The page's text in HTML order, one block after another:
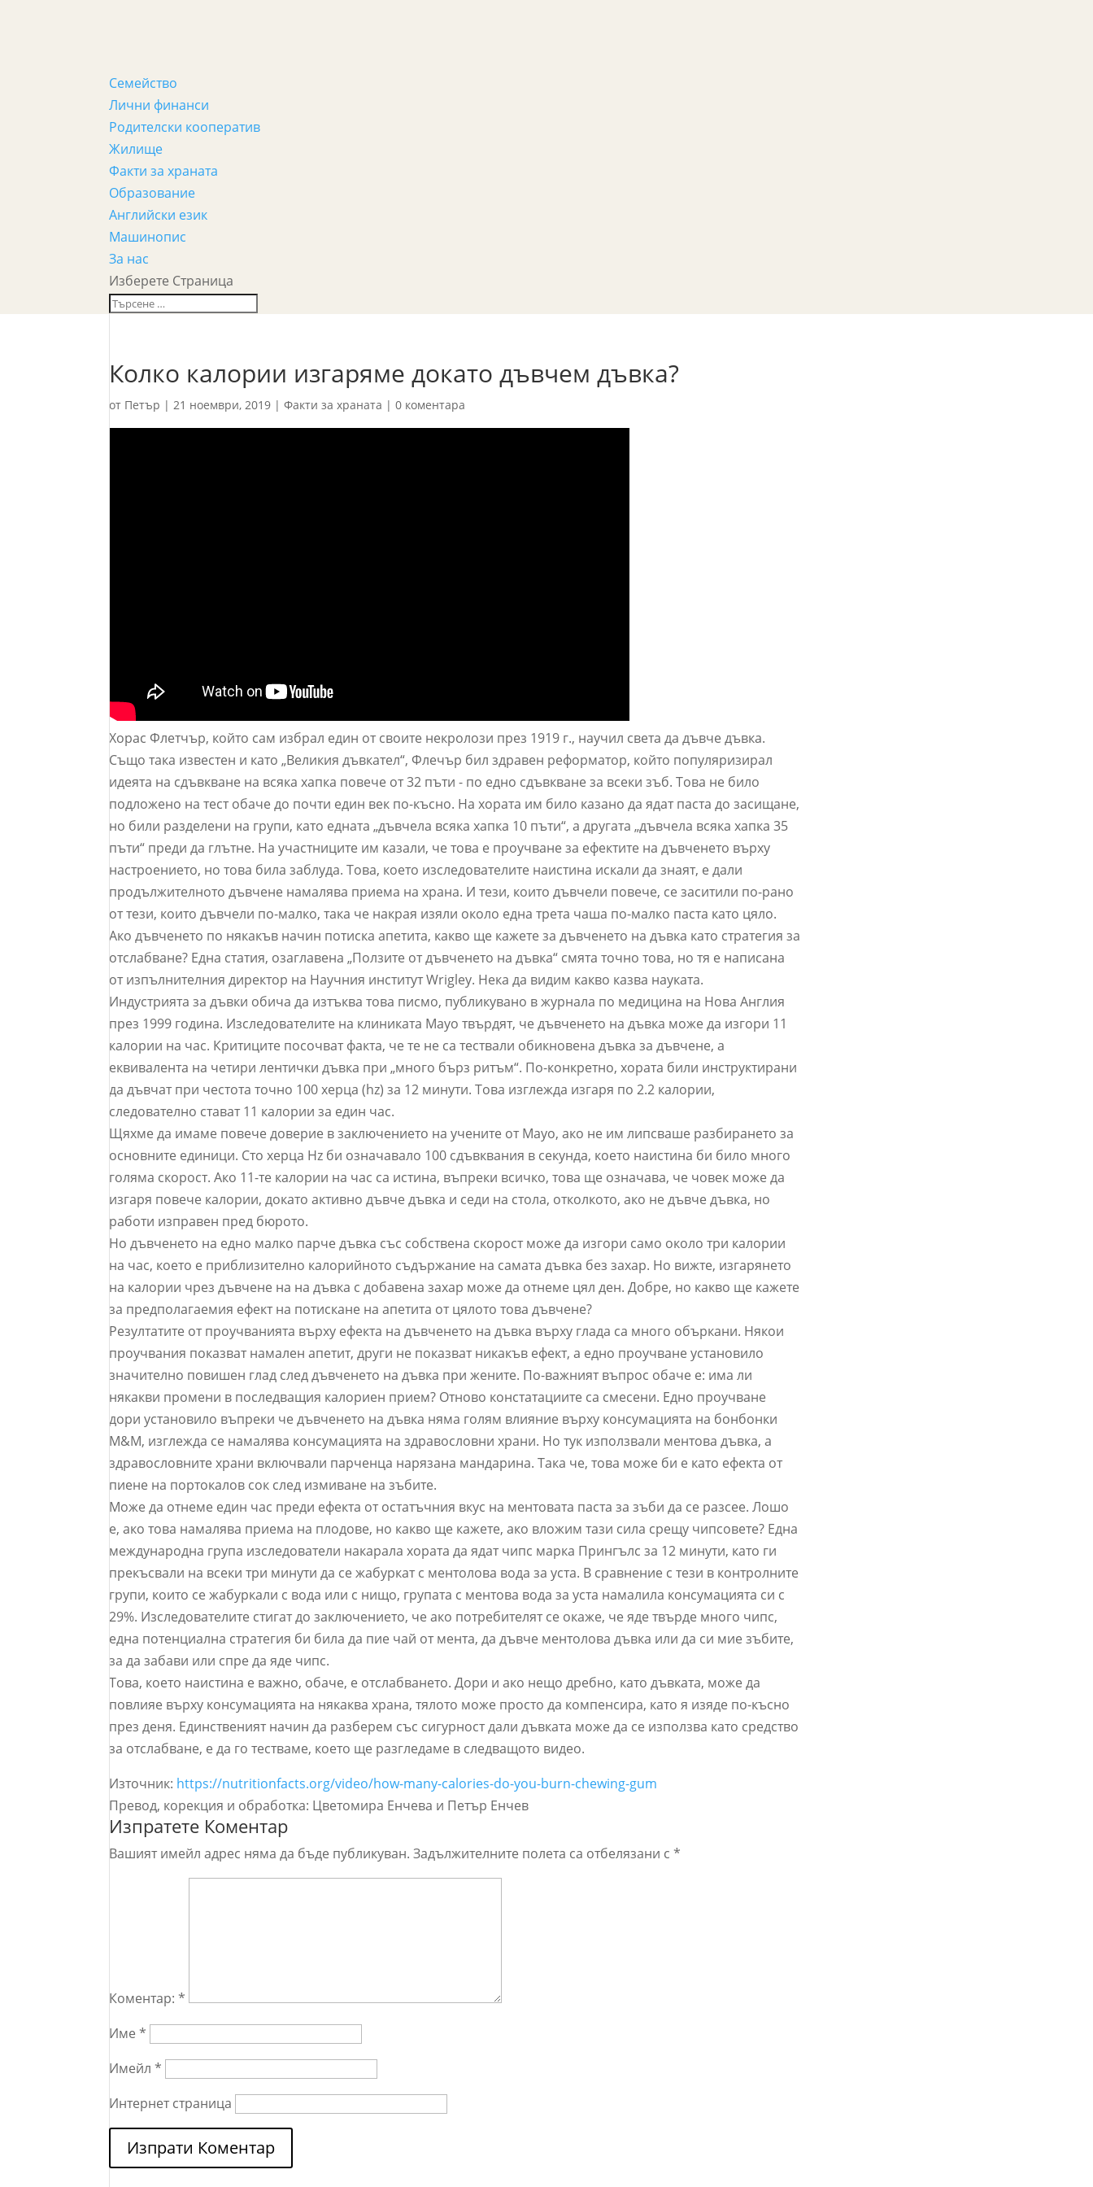
Семейство
Лични финанси
Родителски кооператив
Жилище
Факти за храната
Образование
Английски език
Машинопис
За нас
Изберете Страница
Колко калории изгаряме докато дъвчем дъвка?
от Петър |21 ноември, 2019 |Факти за храната |0 коментара
Хорас Флетчър, който сам избрал един от своите некролози през 1919 г., научил света да дъвче дъвка.
Също така известен и като „Великия дъвкател“, Флечър бил здравен реформатор, който популяризирал
идеята на сдъвкване на всяка хапка повече от 32 пъти - по едно сдъвкване за всеки зъб. Това не било
подложено на тест обаче до почти един век по-късно. На хората им било казано да ядат паста до засищане,
но били разделени на групи, като едната „дъвчела всяка хапка 10 пъти“, а другата „дъвчела всяка хапка 35
пъти“ преди да глътне. На участниците им казали, че това е проучване за ефектите на дъвченето върху
настроението, но това била заблуда. Това, което изследователите наистина искали да знаят, е дали
продължителното дъвчене намалява приема на храна. И тези, които дъвчели повече, се заситили по-рано
от тези, които дъвчели по-малко, така че накрая изяли около една трета чаша по-малко паста като цяло.
Ако дъвченето по някакъв начин потиска апетита, какво ще кажете за дъвченето на дъвка като стратегия за
отслабване? Една статия, озаглавена „Ползите от дъвченето на дъвка“ смята точно това, но тя е написана
от изпълнителния директор на Научния институт Wrigley. Нека да видим какво казва науката.
Индустрията за дъвки обича да изтъква това писмо, публикувано в журнала по медицина на Нова Англия
през 1999 година. Изследователите на клиниката Mayo твърдят, че дъвченето на дъвка може да изгори 11
калории на час. Критиците посочват факта, че те не са тествали обикновена дъвка за дъвчене, а
еквивалента на четири лентички дъвка при „много бърз ритъм“. По-конкретно, хората били инструктирани
да дъвчат при честота точно 100 херца (hz) за 12 минути. Това изглежда изгаря по 2.2 калории,
следователно стават 11 калории за един час.
Щяхме да имаме повече доверие в заключението на учените от Mayo, ако не им липсваше разбирането за
основните единици. Сто херца Hz би означавало 100 сдъвквания в секунда, което наистина би било много
голяма скорост. Ако 11-те калории на час са истина, въпреки всичко, това ще означава, че човек може да
изгаря повече калории, докато активно дъвче дъвка и седи на стола, отколкото, ако не дъвче дъвка, но
работи изправен пред бюрото.
Но дъвченето на едно малко парче дъвка със собствена скорост може да изгори само около три калории
на час, което е приблизително калорийното съдържание на самата дъвка без захар. Но вижте, изгарянето
на калории чрез дъвчене на на дъвка с добавена захар може да отнеме цял ден. Добре, но какво ще кажете
за предполагаемия ефект на потискане на апетита от цялото това дъвчене?
Резултатите от проучванията върху ефекта на дъвченето на дъвка върху глада са много объркани. Някои
проучвания показват намален апетит, други не показват никакъв ефект, а едно проучване установило
значително повишен глад след дъвченето на дъвка при жените. По-важният въпрос обаче е: има ли
някакви промени в последващия калориен прием? Отново констатациите са смесени. Едно проучване
дори установило въпреки че дъвченето на дъвка няма голям влияние върху консумацията на бонбонки
M&M, изглежда се намалява консумацията на здравословни храни. Но тук използвали ментова дъвка, а
здравословните храни включвали парченца нарязана мандарина. Така че, това може би е като ефекта от
пиене на портокалов сок след измиване на зъбите.
Може да отнеме един час преди ефекта от остатъчния вкус на ментовата паста за зъби да се разсее. Лошо
е, ако това намалява приема на плодове, но какво ще кажете, ако вложим тази сила срещу чипсовете? Една
международна група изследователи накарала хората да ядат чипс марка Прингълс за 12 минути, като ги
прекъсвали на всеки три минути да се жабуркат с ментолова вода за уста. В сравнение с тези в контролните
групи, които се жабуркали с вода или с нищо, групата с ментова вода за уста намалила консумацията си с
29%. Изследователите стигат до заключението, че ако потребителят се окаже, че яде твърде много чипс,
една потенциална стратегия би била да пие чай от мента, да дъвче ментолова дъвка или да си мие зъбите,
за да забави или спре да яде чипс.
Това, което наистина е важно, обаче, е отслабването. Дори и ако нещо дребно, като дъвката, може да
повлияе върху консумацията на някаква храна, тялото може просто да компенсира, като я изяде по-късно
през деня. Единственият начин да разберем със сигурност дали дъвката може да се използва като средство
за отслабване, е да го тестваме, което ще разгледаме в следващото видео.
Източник: https://nutritionfacts.org/video/how-many-calories-do-you-burn-chewing-gum
Превод, корекция и обработка: Цветомира Енчева и Петър Енчев
Изпратете Коментар
Вашият имейл адрес няма да бъде публикуван. Задължителните полета са отбелязани с*
Коментар:*
Име*
Имейл*
Интернет страница